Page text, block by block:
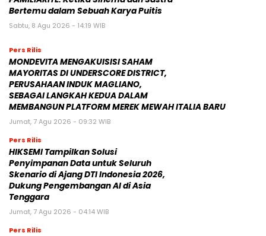
Bertemu dalam Sebuah Karya Puitis
Sabtu, 8 Agu 2026 - 14:19 WIB
Pers Rilis
MONDEVITA MENGAKUISISI SAHAM
MAYORITAS DI UNDERSCORE DISTRICT,
PERUSAHAAN INDUK MAGLIANO,
SEBAGAI LANGKAH KEDUA DALAM
MEMBANGUN PLATFORM MEREK MEWAH ITALIA BARU
Jumat, 7 Agu 2026 - 09:32 WIB
Pers Rilis
HIKSEMI Tampilkan Solusi
Penyimpanan Data untuk Seluruh
Skenario di Ajang DTI Indonesia 2026,
Dukung Pengembangan AI di Asia
Tenggara
Jumat, 7 Agu 2026 - 04:14 WIB
Pers Rilis